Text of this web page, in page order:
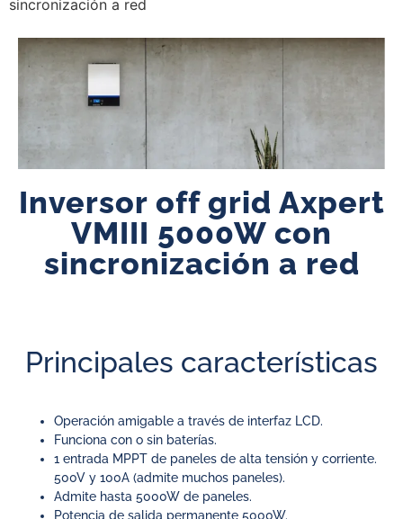
sincronización a red
Inversor off grid Axpert
VMIII 5000W con
sincronización a red
Principales características
Operación amigable a través de interfaz LCD.
Funciona con o sin baterías.
1 entrada MPPT de paneles de alta tensión y corriente.
500V y 100A (admite muchos paneles).
Admite hasta 5000W de paneles.
Potencia de salida permanente 5000W.